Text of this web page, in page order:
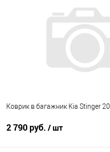
Коврик в багажник Kia Stinger
2 790 руб. / шт